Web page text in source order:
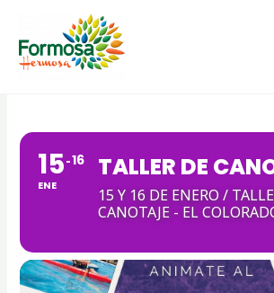
contenido
15
ENE
16 TALLER DE
15 Y 16 DE ENERO /
CANOTAJE - EL